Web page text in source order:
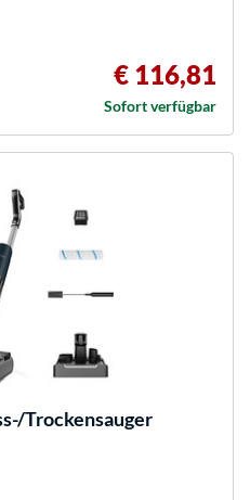
€ 116,81
Sofort verfügbar
Trockensauger